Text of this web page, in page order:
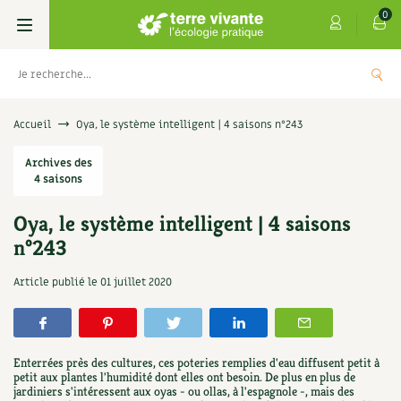
0
Livres
Permaculture, Jardin bio
Techniques de jardinage
Verger, arbres
Aménagement jardin
Les 4 saisons
Se réabonner
Offrir un abonnement
Les numéros
4 saisons
Graines, semences
Aromatiques
Florales
Cartes cadeau
Découvrir le Centre
Visiter en famille, entre amis
Jardin bio
Parole libre
Accueil Oya, le système intelligent | 4 saisons n°243
Archives des
4 saisons
Oya, le système intelligent | 4 saisons
n°243
Article publié le 01 juillet 2020
Enterrées près des cultures, ces poteries remplies d'eau diffusent petit à
petit aux plantes l'humidité dont elles ont besoin. De plus en plus de
jardiniers s'intéressent aux oyas - ou ollas, à l'espagnole -, mais des
9,90